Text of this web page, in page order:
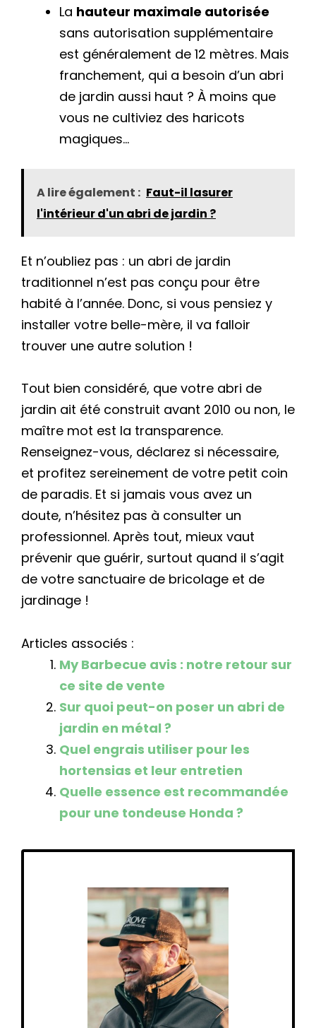
La hauteur maximale autorisée
sans autorisation supplémentaire
est généralement de 12 mètres. Mais
franchement, qui a besoin d’un abri
de jardin aussi haut ? À moins que
vous ne cultiviez des haricots
magiques…
A lire également : Faut-il lasurer
l'intérieur d'un abri de jardin ?
Et n’oubliez pas : un abri de jardin
traditionnel n’est pas conçu pour être
habité à l’année. Donc, si vous pensiez y
installer votre belle-mère, il va falloir
trouver une autre solution !
Tout bien considéré, que votre abri de
jardin ait été construit avant 2010 ou non, le
maître mot est la transparence.
Renseignez-vous, déclarez si nécessaire,
et profitez sereinement de votre petit coin
de paradis. Et si jamais vous avez un
doute, n’hésitez pas à consulter un
professionnel. Après tout, mieux vaut
prévenir que guérir, surtout quand il s’agit
de votre sanctuaire de bricolage et de
jardinage !
Articles associés :
My Barbecue avis : notre retour sur
ce site de vente
Sur quoi peut-on poser un abri de
jardin en métal ?
Quel engrais utiliser pour les
hortensias et leur entretien
Quelle essence est recommandée
pour une tondeuse Honda ?